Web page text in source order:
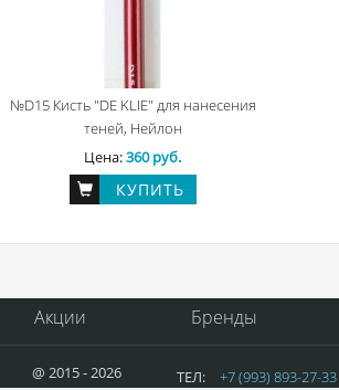
№D15 Кисть "DE KLIE" для нанесения
теней, Нейлон
Цена:360 руб.
КУПИТЬ
Акции Бренды
@ 2015 - 2026 ТЕЛ: +7 (993) 893-27-33